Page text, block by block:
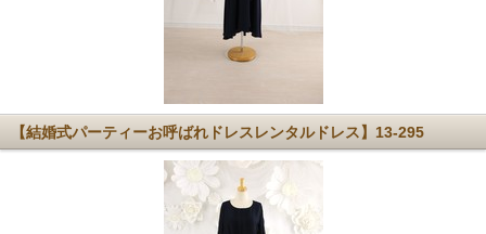
【結婚式パーティーお呼ばれドレスレンタルドレス】13-295